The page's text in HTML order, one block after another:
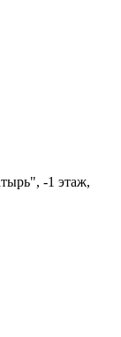
-1 этаж,